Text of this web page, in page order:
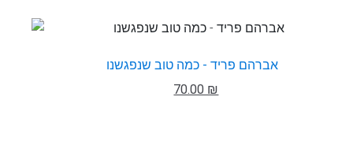
אברהם פריד - כמה טוב שנפגשנו
70.00 ₪